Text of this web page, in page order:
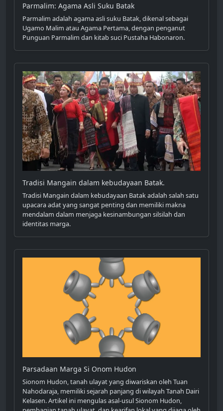
Parmalim: Agama Asli Suku Batak
Parmalim adalah agama asli suku Batak, dikenal sebagai
Ugamo Malim atau Agama Pertama, dengan penganut
Punguan Parmalim dan kitab suci Pustaha Habonaron.
Tradisi Mangain dalam kebudayaan Batak.
Tradisi Mangain dalam kebudayaan Batak adalah salah satu
upacara adat yang sangat penting dan memiliki makna
mendalam dalam menjaga kesinambungan silsilah dan
identitas marga.
Parsadaan Marga Si Onom Hudon
Sionom Hudon, tanah ulayat yang diwariskan oleh Tuan
Nahodaraja, memiliki sejarah panjang di wilayah Tanah Dairi
Kelasen. Artikel ini mengulas asal-usul Sionom Hudon,